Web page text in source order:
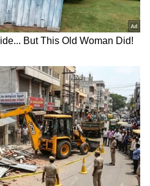
ಕ್ಯಾಮೆರಾ:
17 ಮ್ಯಾಕ್ಸ್
ಎಷ್ಟು ವರ್ಷ
ಮುನ್ನ ಈ